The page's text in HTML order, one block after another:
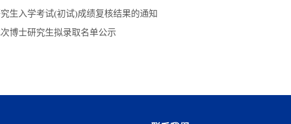
生入学考试(初试)成绩复核结果的通知
博士研究生拟录取名单公示